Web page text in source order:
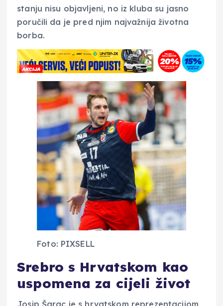
stanju nisu objavljeni, no iz kluba su jasno
poručili da je pred njim najvažnija životna
borba.
Foto: PIXSELL
Srebro s Hrvatskom kao
uspomena za cijeli život